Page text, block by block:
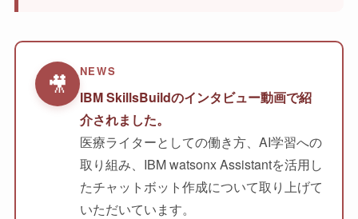
🎥 NEWS
IBM SkillsBuildのインタビュー動画で紹
介されました。
医療ライターとしての働き方、AI学習への
取り組み、IBM watsonx Assistantを活用し
たチャットボット作成について取り上げて
いただいています。